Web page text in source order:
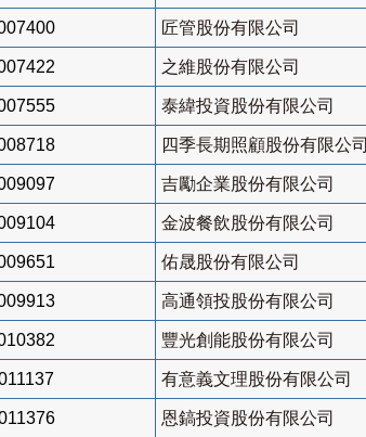
匠管股份有限公司
之維股份有限公司
泰緯投資股份有限公司
四季長期照顧股份有限公司
吉勵企業股份有限公司
金波餐飲股份有限公司
佑晟股份有限公司
高通領投股份有限公司
豐光創能股份有限公司
有意義文理股份有限公司
恩鎬投資股份有限公司